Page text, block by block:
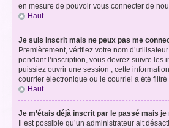
en mesure de pouvoir vous connecter de
Haut
Je suis inscrit mais ne peux pas me
Premièrement, vérifiez votre nom
pendant l’inscription, vous devrez suivre
puissiez ouvrir une session ; cette
courrier électronique ou le courriel a été
Haut
Je m’étais déjà inscrit par le passé mais
Il est possible qu’un administrateur ait